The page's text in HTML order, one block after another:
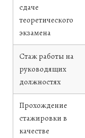
сдаче
теоретического
экзамена
Стаж работы на
руководящих
должностях
Прохождение
стажировки в
качестве